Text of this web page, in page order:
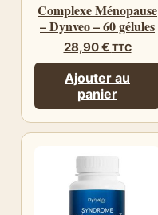
Complexe Ménopause
– Dynveo – 60 gélules
28,90€ TTC
Ajouter au
panier